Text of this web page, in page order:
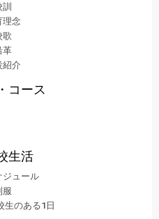
訓
理念
歌
革
紹介
コース
生活
ジュール
服
生のある1日